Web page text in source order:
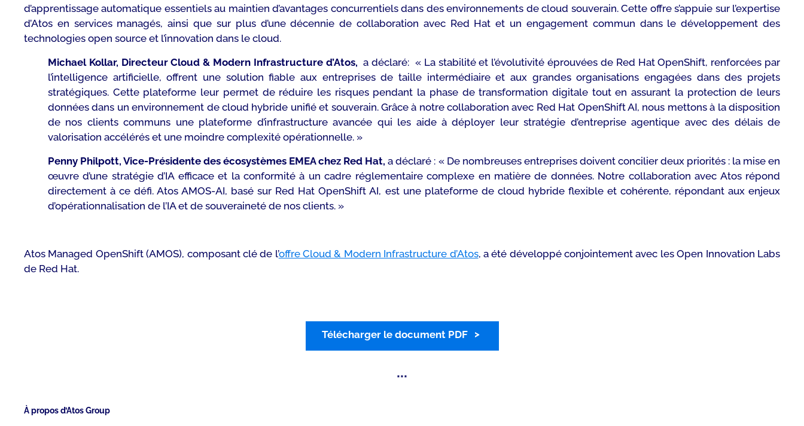
d’apprentissage automatique essentiels au maintien d’avantages concurrentiels dans des environnements de cloud souverain. Cette offre s’appuie sur l’expertise
d’Atos en services managés, ainsi que sur plus d’une décennie de collaboration avec Red Hat et un engagement commun dans le développement des
technologies open source et l’innovation dans le cloud.
Michael Kollar, Directeur Cloud & Modern Infrastructure d’Atos,a déclaré: « La stabilité et l’évolutivité éprouvées de Red Hat OpenShift, renforcées par
l’intelligence artificielle, offrent une solution fiable aux entreprises de taille intermédiaire et aux grandes organisations engagées dans des projets
stratégiques. Cette plateforme leur permet de réduire les risques pendant la phase de transformation digitale tout en assurant la protection de leurs
données dans un environnement de cloud hybride unifié et souverain. Grâce à notre collaboration avec Red Hat OpenShift AI, nous mettons à la disposition
de nos clients communs une plateforme d’infrastructure avancée qui les aide à déployer leur stratégie d’entreprise agentique avec des délais de
valorisation accélérés et une moindre complexité opérationnelle. »
Penny Philpott, Vice-Présidente des écosystèmes EMEA chez Red Hat,a déclaré : « De nombreuses entreprises doivent concilier deux priorités : la mise en
œuvre d’une stratégie d’IA efficace et la conformité à un cadre réglementaire complexe en matière de données. Notre collaboration avec Atos répond
directement à ce défi. Atos AMOS-AI, basé sur Red Hat OpenShift AI, est une plateforme de cloud hybride flexible et cohérente, répondant aux enjeux
d’opérationnalisation de l’IA et de souveraineté de nos clients. »
Atos Managed OpenShift (AMOS), composant clé de l’offre Cloud & Modern Infrastructure d’Atos, a été développé conjointement avec les Open Innovation Labs
de Red Hat.
Télécharger le document PDF
***
À propos d’Atos Group